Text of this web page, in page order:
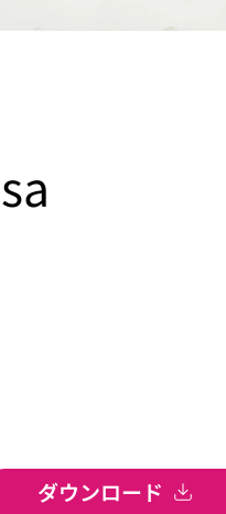
ダウンロード